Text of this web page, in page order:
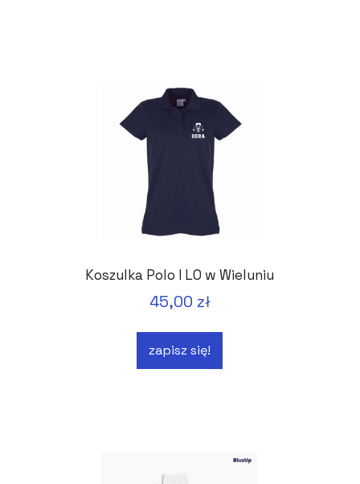
Koszulka Polo I LO w Wieluniu
45,00 zł
zapisz się!